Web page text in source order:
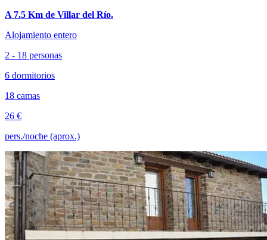
A 7.5 Km de Villar del Río.
Alojamiento entero
2 - 18 personas
6 dormitorios
18 camas
26 €
pers./noche (aprox.)